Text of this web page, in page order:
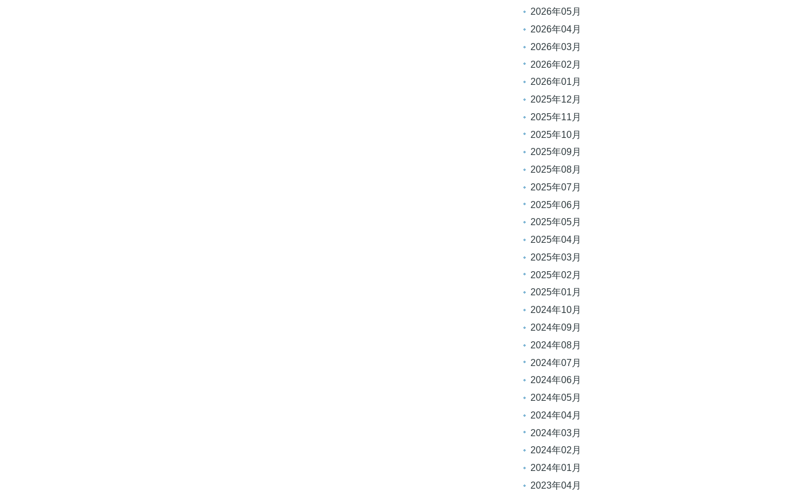
2026年05月
2026年04月
2026年03月
2026年02月
2026年01月
2025年12月
2025年11月
2025年10月
2025年09月
2025年08月
2025年07月
2025年06月
2025年05月
2025年04月
2025年03月
2025年02月
2025年01月
2024年10月
2024年09月
2024年08月
2024年07月
2024年06月
2024年05月
2024年04月
2024年03月
2024年02月
2024年01月
2023年04月